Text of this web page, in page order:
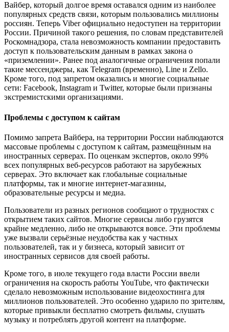
Вайбер, который долгое время оставался одним из наиболее
популярных средств связи, которым пользовались миллионы
россиян. Теперь Viber официально недоступен на территории
России. Причиной такого решения, по словам представителей
Роскомнадзора, стала невозможность компании предоставить
доступ к пользовательским данным в рамках закона о
«приземлении». Ранее под аналогичные ограничения попали
такие мессенджеры, как Telegram (временно), Line и Zello.
Кроме того, под запретом оказались и многие социальные
сети: Facebook, Instagram и Twitter, которые были признаны
экстремистскими организациями.
Проблемы с доступом к сайтам
Помимо запрета Вайбера, на территории России наблюдаются
массовые проблемы с доступом к сайтам, размещённым на
иностранных серверах. По оценкам экспертов, около 99%
всех популярных веб-ресурсов работают на зарубежных
серверах. Это включает как глобальные социальные
платформы, так и многие интернет-магазины,
образовательные ресурсы и медиа.
Пользователи из разных регионов сообщают о трудностях с
открытием таких сайтов. Многие сервисы либо грузятся
крайне медленно, либо не открываются вовсе. Эти проблемы
уже вызвали серьёзные неудобства как у частных
пользователей, так и у бизнеса, который зависит от
иностранных сервисов для своей работы.
Кроме того, в июле текущего года власти России ввели
ограничения на скорость работы YouTube, что фактически
сделало невозможным использование видеохостинга для
миллионов пользователей. Это особенно ударило по зрителям,
которые привыкли бесплатно смотреть фильмы, слушать
музыку и потреблять другой контент на платформе.